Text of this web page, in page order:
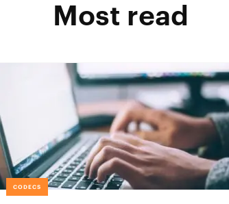
Most read
CODECS